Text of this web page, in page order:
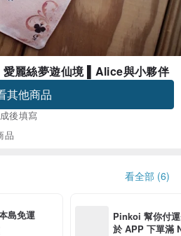
麗絲夢遊仙境 ▌Alice與小夥伴
其他商品
後填寫
品
看全部 (6)
島免運
Pinkoi 幫你付
於 APP 下單滿